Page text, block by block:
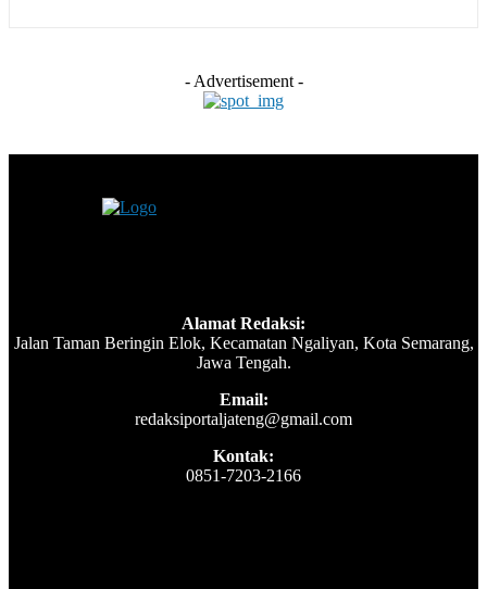
- Advertisement -
Alamat Redaksi:
Jalan Taman Beringin Elok, Kecamatan Ngaliyan, Kota Semarang,
Jawa Tengah.
Email:
redaksiportaljateng@gmail.com
Kontak:
0851-7203-2166